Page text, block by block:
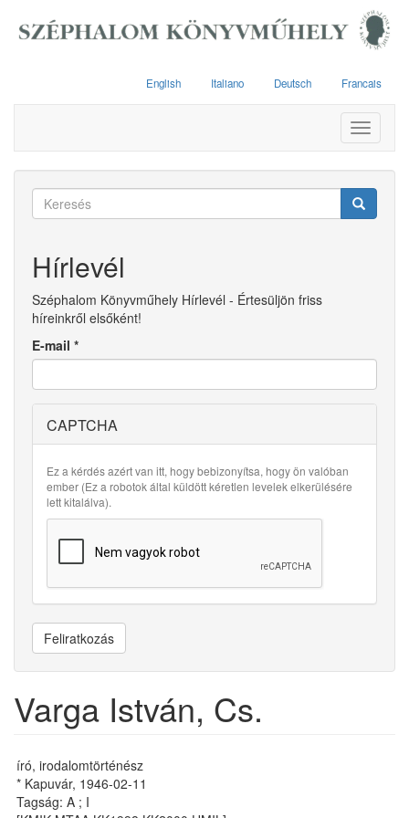
English Italiano Deutsch Francais
Toggle
Keresés
Hírlevél
Széphalom Könyvműhely Hírlevél - Értesüljön friss
híreinkről elsőként!
E-mail *
CAPTCHA
Ez a kérdés azért van itt, hogy bebizonyítsa, hogy ön valóban
ember (Ez a robotok által küldött kéretlen levelek elkerülésére
lett kitalálva).
Feliratkozás
Varga István, Cs.
író, irodalomtörténész
* Kapuvár, 1946-02-11
Tagság: A ; I